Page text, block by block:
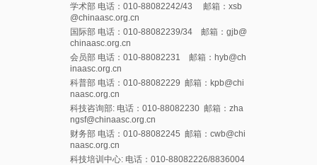
学术部 电话：010-88082242/43 邮箱：xsb
@chinaasc.org.cn
国际部 电话：010-88082239/34 邮箱：gjb@
chinaasc.org.cn
会员部 电话：010-88082231 邮箱：hyb@ch
inaasc.org.cn
科普部 电话：010-88082229 邮箱：kpb@chi
naasc.org.cn
科技咨询部: 电话：010-88082230 邮箱：zha
ngsf@chinaasc.org.cn
财务部 电话：010-88082245 邮箱：cwb@chi
naasc.org.cn
科技培训中心: 电话：010-88082226/8836004